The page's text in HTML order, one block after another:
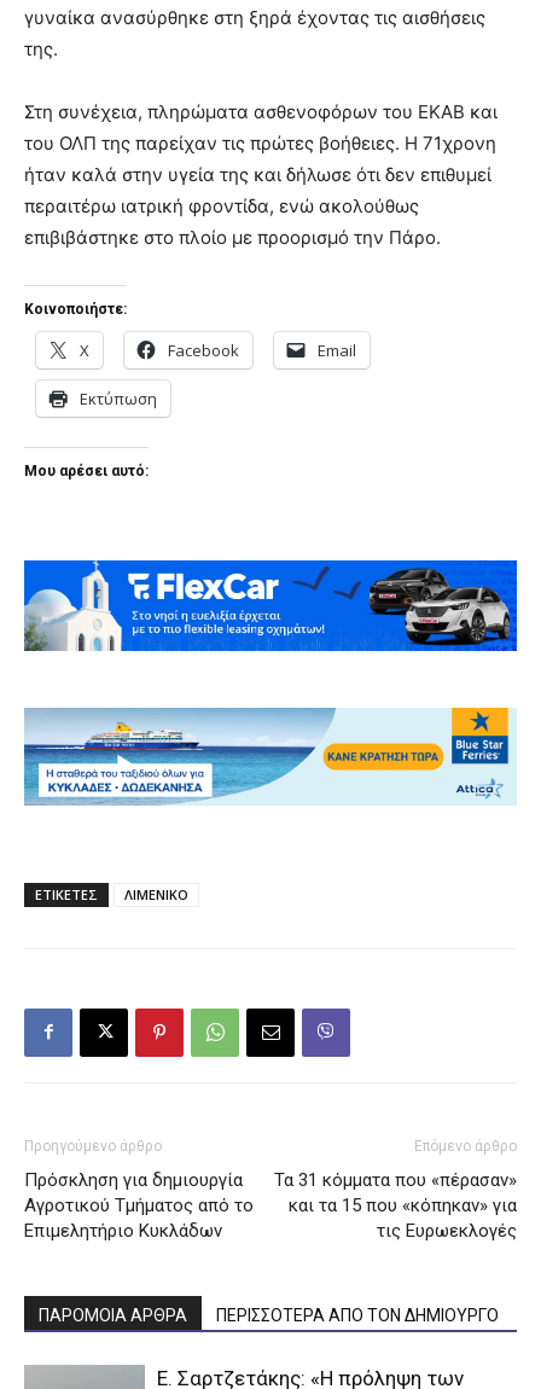
γυναίκα ανασύρθηκε στη ξηρά έχοντας τις αισθήσεις
της.
Στη συνέχεια, πληρώματα ασθενοφόρων του ΕΚΑΒ και
του ΟΛΠ της παρείχαν τις πρώτες βοήθειες. Η 71χρονη
ήταν καλά στην υγεία της και δήλωσε ότι δεν επιθυμεί
περαιτέρω ιατρική φροντίδα, ενώ ακολούθως
επιβιβάστηκε στο πλοίο με προορισμό την Πάρο.
Κοινοποιήστε:
X Facebook Email
Εκτύπωση
Μου αρέσει αυτό:
ΕΤΙΚΕΤΕΣ ΛΙΜΕΝΙΚΟ
Προηγούμενο άρθρο
Πρόσκληση για δημιουργία
Αγροτικού Τμήματος από το
Επιμελητήριο Κυκλάδων
Επόμενο άρθρο
Τα 31 κόμματα που «πέρασαν»
και τα 15 που «κόπηκαν» για
τις Ευρωεκλογές
ΠΑΡΟΜΟΙΑ ΑΡΘΡΑ ΠΕΡΙΣΣΟΤΕΡΑ ΑΠΟ ΤΟΝ ΔΗΜΙΟΥΡΓΟ
Ε. Σαρτζετάκης: «Η πρόληψη των